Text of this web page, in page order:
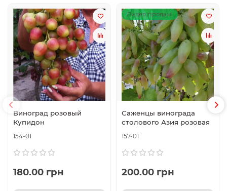
Виноград розовый
Купидон
154-01
180.00 грн
Лидер продаж!
Саженцы винограда
столового Азия розовая
157-01
200.00 грн